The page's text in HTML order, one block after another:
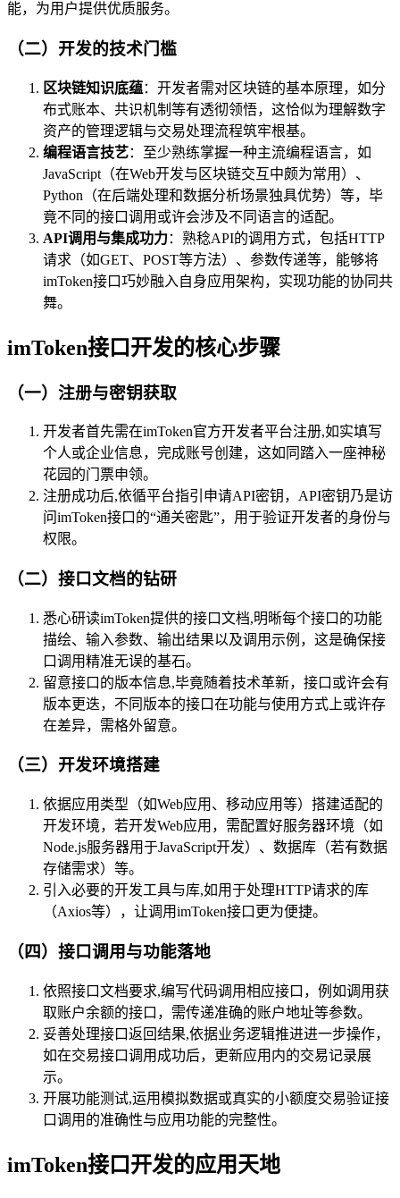
能，为用户提供优质服务。
（二）开发的技术门槛
区块链知识底蕴：开发者需对区块链的基本原理，如分
布式账本、共识机制等有透彻领悟，这恰似为理解数字
资产的管理逻辑与交易处理流程筑牢根基。
编程语言技艺：至少熟练掌握一种主流编程语言，如
JavaScript（在Web开发与区块链交互中颇为常用）、
Python（在后端处理和数据分析场景独具优势）等，毕
竟不同的接口调用或许会涉及不同语言的适配。
API调用与集成功力：熟稔API的调用方式，包括HTTP
请求（如GET、POST等方法）、参数传递等，能够将
imToken接口巧妙融入自身应用架构，实现功能的协同共
舞。
imToken接口开发的核心步骤
（一）注册与密钥获取
开发者首先需在imToken官方开发者平台注册,如实填写
个人或企业信息，完成账号创建，这如同踏入一座神秘
花园的门票申领。
注册成功后,依循平台指引申请API密钥，API密钥乃是访
问imToken接口的“通关密匙”，用于验证开发者的身份与
权限。
（二）接口文档的钻研
悉心研读imToken提供的接口文档,明晰每个接口的功能
描绘、输入参数、输出结果以及调用示例，这是确保接
口调用精准无误的基石。
留意接口的版本信息,毕竟随着技术革新，接口或许会有
版本更迭，不同版本的接口在功能与使用方式上或许存
在差异，需格外留意。
（三）开发环境搭建
依据应用类型（如Web应用、移动应用等）搭建适配的
开发环境，若开发Web应用，需配置好服务器环境（如
Node.js服务器用于JavaScript开发）、数据库（若有数据
存储需求）等。
引入必要的开发工具与库,如用于处理HTTP请求的库
（Axios等），让调用imToken接口更为便捷。
（四）接口调用与功能落地
依照接口文档要求,编写代码调用相应接口，例如调用获
取账户余额的接口，需传递准确的账户地址等参数。
妥善处理接口返回结果,依据业务逻辑推进进一步操作，
如在交易接口调用成功后，更新应用内的交易记录展
示。
开展功能测试,运用模拟数据或真实的小额度交易验证接
口调用的准确性与应用功能的完整性。
imToken接口开发的应用天地